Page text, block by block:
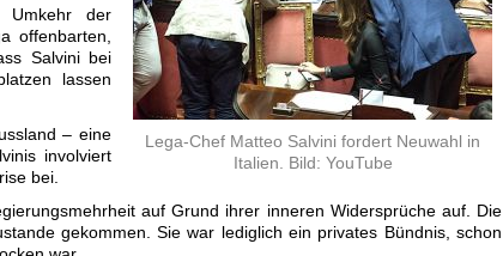
Lega-Chef Matteo Salvini fordert Neuwahl in
Italien. Bild: YouTube
Umkehr der
offenbarten,
Salvini bei
lassen
– eine
involviert
bei.
auf Grund ihrer inneren Widersprüche auf. Die
gekommen. Sie war lediglich ein privates Bündnis, schon